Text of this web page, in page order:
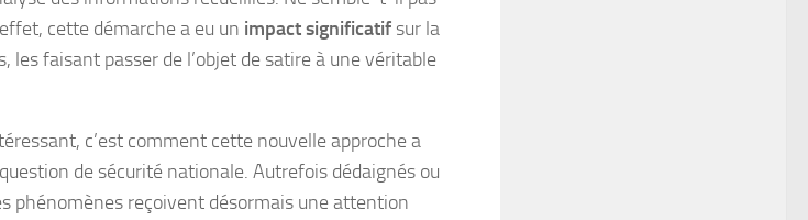
cette démarche a eu un impact significatif sur la
les faisant passer de l’objet de satire à une véritable
c’est comment cette nouvelle approche a
de sécurité nationale. Autrefois dédaignés ou
phénomènes reçoivent désormais une attention